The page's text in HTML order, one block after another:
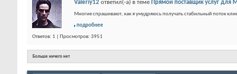
Valeriy12 ответил(-а) в теме Прямой поставщик услуг для
Многие спрашивают, как я умудряюсь получать стабильный поток
подробнее
Ответов: 1 | Просмотров: 3951
Больше ничего нет